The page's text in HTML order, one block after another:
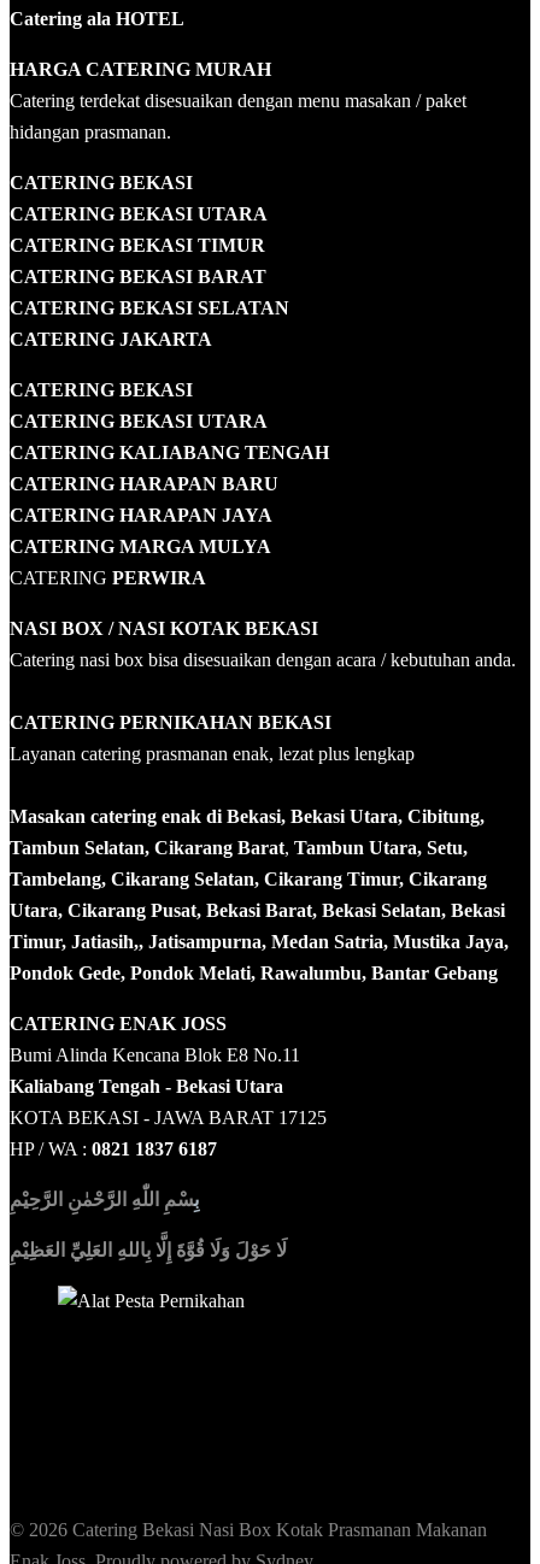
Catering ala HOTEL
HARGA CATERING MURAH
Catering terdekat disesuaikan dengan menu masakan / paket
hidangan prasmanan.
CATERING BEKASI
CATERING BEKASI UTARA
CATERING BEKASI TIMUR
CATERING BEKASI BARAT
CATERING BEKASI SELATAN
CATERING JAKARTA
CATERING BEKASI
CATERING BEKASI UTARA
CATERING KALIABANG TENGAH
CATERING HARAPAN BARU
CATERING HARAPAN JAYA
CATERING MARGA MULYA
CATERING PERWIRA
NASI BOX / NASI KOTAK BEKASI
Catering nasi box bisa disesuaikan dengan acara / kebutuhan anda.
CATERING PERNIKAHAN BEKASI
Layanan catering prasmanan enak, lezat plus lengkap
Masakan catering enak di Bekasi, Bekasi Utara, Cibitung,
Tambun Selatan, Cikarang Barat, Tambun Utara, Setu,
Tambelang, Cikarang Selatan, Cikarang Timur, Cikarang
Utara, Cikarang Pusat, Bekasi Barat, Bekasi Selatan, Bekasi
Timur, Jatiasih,, Jatisampurna, Medan Satria, Mustika Jaya,
Pondok Gede, Pondok Melati, Rawalumbu, Bantar Gebang
CATERING ENAK JOSS
Bumi Alinda Kencana Blok E8 No.11
Kaliabang Tengah - Bekasi Utara
KOTA BEKASI - JAWA BARAT 17125
HP / WA : 0821 1837 6187
بِسْمِ اللّٰهِ الرَّحْمٰنِ الرَّحِيْمِ
لَا حَوْلَ وَلَا قُوَّةَ إِلَّا بِاللهِ العَلِيِّ العَظِيْمِ
© 2026 Catering Bekasi Nasi Box Kotak Prasmanan Makanan